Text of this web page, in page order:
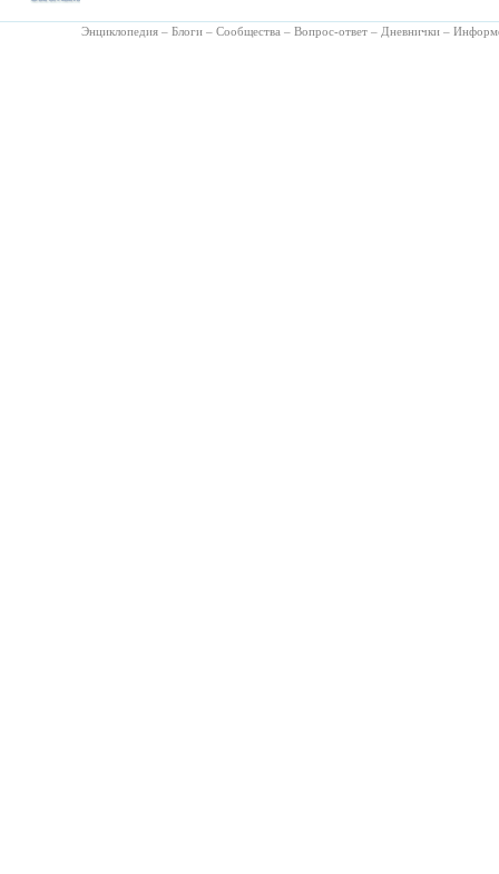
Энциклопедия – Блоги – Сообщества – Вопрос-ответ – Дневнички –